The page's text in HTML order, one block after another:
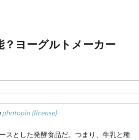
？ヨーグルトメーカー
photopin (license)
スとした発酵食品だ。つまり、牛乳と種